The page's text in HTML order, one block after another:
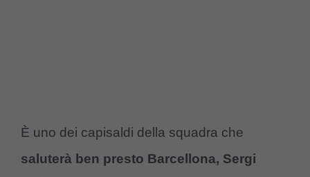
È uno dei capisaldi della squadra che
saluterà ben presto Barcellona, Sergi